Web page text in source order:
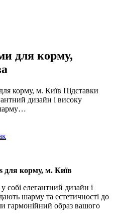
для корму,
корму, м. Київ Підставки
дизайн і високу
для корму, м. Київ
собі елегантний дизайн і
шарму та естетичності до
гармонійний образ вашого